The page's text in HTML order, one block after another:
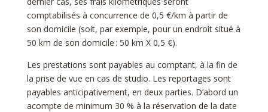
comptabilisés à concurrence de 0,5 €/km à partir de
son domicile (soit, par exemple, pour un endroit situé à
50 km de son domicile : 50 km X 0,5 €).
Les prestations sont payables au comptant, à la fin de
la prise de vue en cas de studio. Les reportages sont
payables anticipativement, en deux parties. D’abord un
acompte de minimum 30 % à la réservation de la date